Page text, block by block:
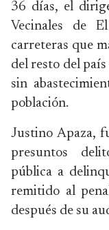
36 días, el
Vecinales de
carreteras que
del resto del
sin
población.
Justino Apaza,
presuntos
pública a
remitido al
después de su